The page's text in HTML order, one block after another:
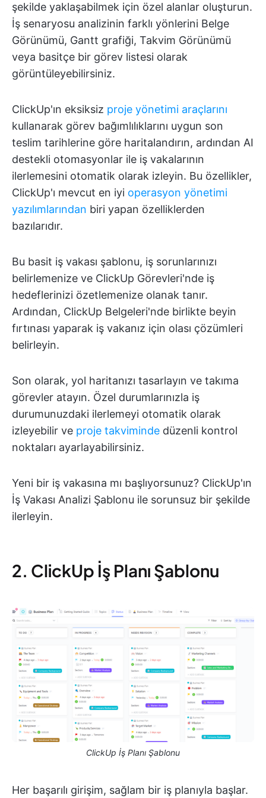
şekilde yaklaşabilmek için özel alanlar oluşturun.
İş senaryosu analizinin farklı yönlerini Belge
Görünümü, Gantt grafiği, Takvim Görünümü
veya basitçe bir görev listesi olarak
görüntüleyebilirsiniz.
ClickUp'ın eksiksiz proje yönetimi araçlarını
kullanarak görev bağımlılıklarını uygun son
teslim tarihlerine göre haritalandırın, ardından AI
destekli otomasyonlar ile iş vakalarının
ilerlemesini otomatik olarak izleyin. Bu özellikler,
ClickUp'ı mevcut en iyi operasyon yönetimi
yazılımlarından biri yapan özelliklerden
bazılarıdır.
Bu basit iş vakası şablonu, iş sorunlarınızı
belirlemenize ve ClickUp Görevleri'nde iş
hedeflerinizi özetlemenize olanak tanır.
Ardından, ClickUp Belgeleri'nde birlikte beyin
fırtınası yaparak iş vakanız için olası çözümleri
belirleyin.
Son olarak, yol haritanızı tasarlayın ve takıma
görevler atayın. Özel durumlarınızla iş
durumunuzdaki ilerlemeyi otomatik olarak
izleyebilir ve proje takviminde düzenli kontrol
noktaları ayarlayabilirsiniz.
Yeni bir iş vakasına mı başlıyorsunuz? ClickUp'ın
İş Vakası Analizi Şablonu ile sorunsuz bir şekilde
ilerleyin.
2. ClickUp İş Planı Şablonu
ClickUp İş Planı Şablonu
Her başarılı girişim, sağlam bir iş planıyla başlar.